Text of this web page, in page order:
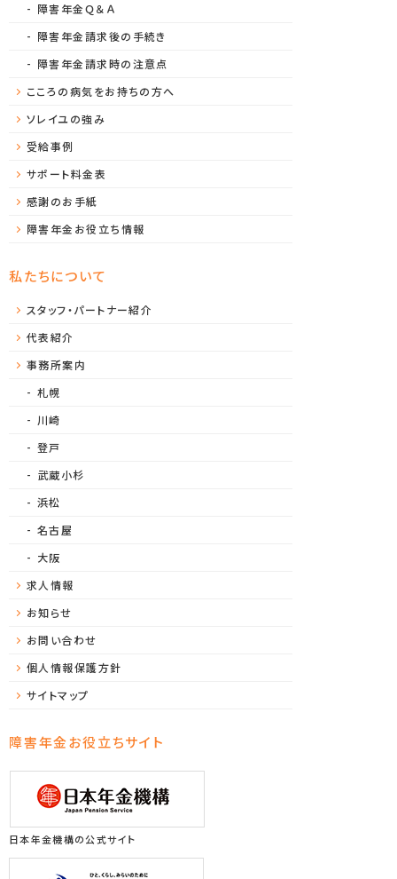
障害年金Ｑ＆Ａ
障害年金請求後の手続き
障害年金請求時の注意点
こころの病気をお持ちの方へ
ソレイユの強み
受給事例
サポート料金表
感謝のお手紙
障害年金お役立ち情報
私たちについて
スタッフ・パートナー紹介
代表紹介
事務所案内
札幌
川崎
登戸
武蔵小杉
浜松
名古屋
大阪
求人情報
お知らせ
お問い合わせ
個人情報保護方針
サイトマップ
障害年金お役立ちサイト
日本年金機構の公式サイト